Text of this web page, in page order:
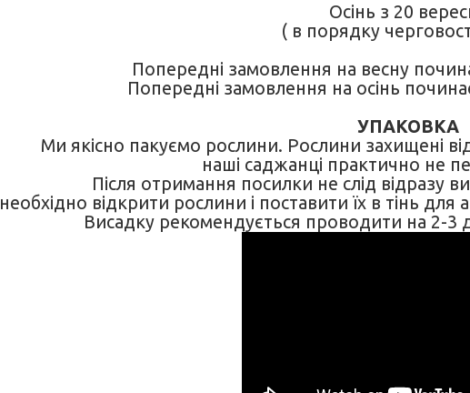
Осінь з 20
( в порядку
Попередні замовлення на весну
Попередні замовлення на осінь
УПАКОВКА
Ми якісно пакуємо рослини. Рослини захищені
наші саджанці практично не
Після отримання посилки не слід відразу
необхідно відкрити рослини і поставити їх в тінь для
Висадку рекомендується проводити на 2-3